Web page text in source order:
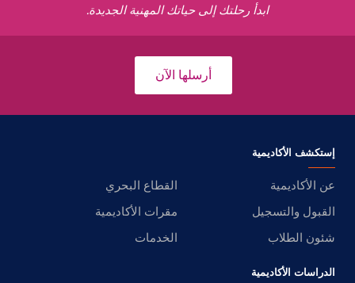
ابدأ رحلتك إلى حياتك المهنية الجديدة.
أرسلها الآن
إستكشف الأكاديمية
عن الأكاديمية
القطاع البحري
القبول والتسجيل
مقرات الأكاديمية
شئون الطلاب
الخدمات
الدراسات الأكاديمية